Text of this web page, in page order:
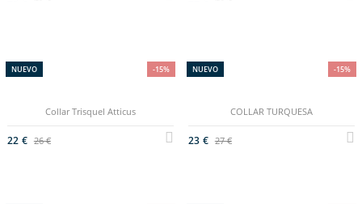
-15%
NUEVO
Collar Trisquel Atticus
22 € 26 €
-15%
NUEVO
COLLAR TURQUESA
23 € 27 €